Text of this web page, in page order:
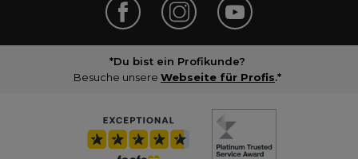
*Du bist ein Profikunde?
Besuche unsere Webseite für Profis.*